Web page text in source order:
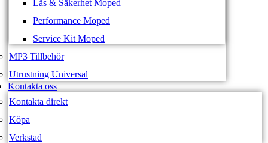
Lås & Säkerhet Moped
Performance Moped
Service Kit Moped
MP3 Tillbehör
Utrustning Universal
Kontakta oss
Kontakta direkt
Köpa
Verkstad